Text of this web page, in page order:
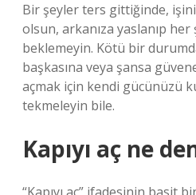
Bir şeyler ters gittiğinde,
olsun, arkanıza yaslanıp
beklemeyin. Kötü bir
başkasına veya şansa
açmak için kendi gücünüzü
tekmeleyin bile.
Kapıyı aç ne